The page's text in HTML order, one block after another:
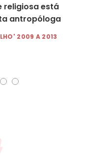
religiosa está
antropóloga
2009 A 2013